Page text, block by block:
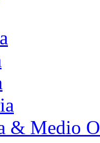
& Medio